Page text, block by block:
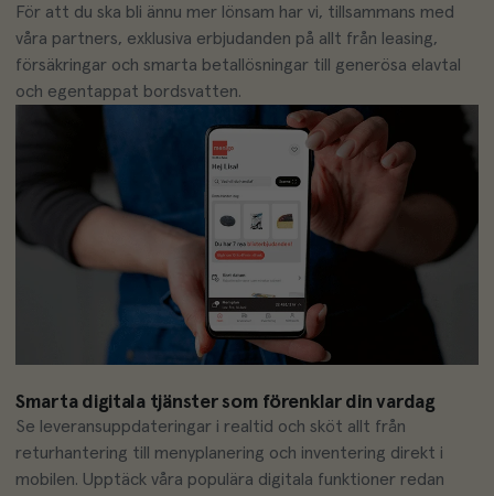
För att du ska bli ännu mer lönsam har vi, tillsammans med
våra partners, exklusiva erbjudanden på allt från leasing,
försäkringar och smarta betallösningar till generösa elavtal
och egentappat bordsvatten.
Smarta digitala tjänster som förenklar din vardag
Se leveransuppdateringar i realtid och sköt allt från
returhantering till menyplanering och inventering direkt i
mobilen. Upptäck våra populära digitala funktioner redan